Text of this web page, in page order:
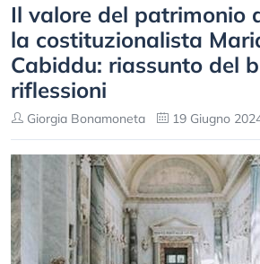
Il valore del patrimonio
la costituzionalista
Cabiddu: riassunto del
riflessioni
Giorgia Bonamoneta 19 Giugno